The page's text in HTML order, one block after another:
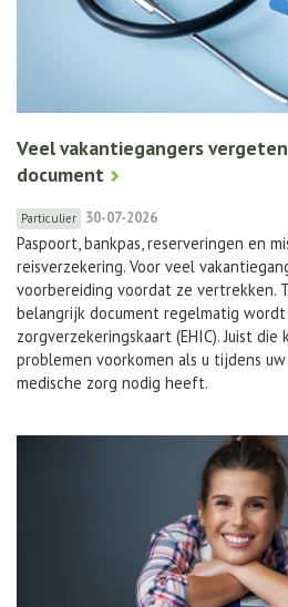
Veel vakantiegangers
document
Particulier 30-07-2026
Paspoort, bankpas, reserveringen en
reisverzekering. Voor veel
voorbereiding voordat ze vertrekken.
belangrijk document regelmatig
zorgverzekeringskaart (EHIC). Juist
problemen voorkomen als u tijdens
medische zorg nodig heeft.